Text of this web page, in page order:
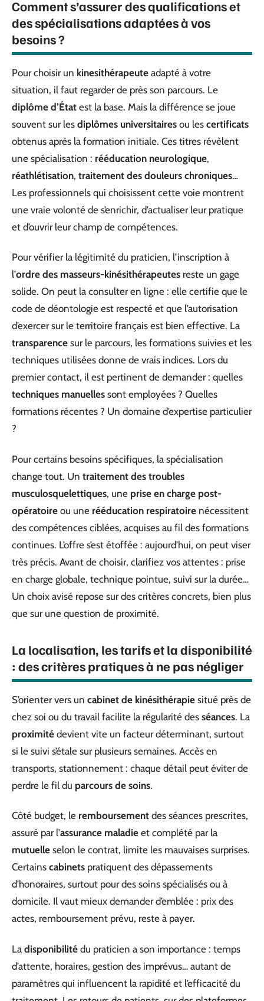
Comment s’assurer des qualifications et
des spécialisations adaptées à vos
besoins ?
Pour choisir un kinesithérapeute adapté à votre
situation, il faut regarder de près son parcours. Le
diplôme d’État est la base. Mais la différence se joue
souvent sur les diplômes universitaires ou les certificats
obtenus après la formation initiale. Ces titres révèlent
une spécialisation : rééducation neurologique,
réathlétisation, traitement des douleurs chroniques…
Les professionnels qui choisissent cette voie montrent
une vraie volonté de s’enrichir, d’actualiser leur pratique
et d’ouvrir leur champ de compétences.
Pour vérifier la légitimité du praticien, l’inscription à
l’ordre des masseurs-kinésithérapeutes reste un gage
solide. On peut la consulter en ligne : elle certifie que le
code de déontologie est respecté et que l’autorisation
d’exercer sur le territoire français est bien effective. La
transparence sur le parcours, les formations suivies et les
techniques utilisées donne de vrais indices. Lors du
premier contact, il est pertinent de demander : quelles
techniques manuelles sont employées ? Quelles
formations récentes ? Un domaine d’expertise particulier
?
Pour certains besoins spécifiques, la spécialisation
change tout. Un traitement des troubles
musculosquelettiques, une prise en charge post-
opératoire ou une rééducation respiratoire nécessitent
des compétences ciblées, acquises au fil des formations
continues. L’offre s’est étoffée : aujourd’hui, on peut viser
très précis. Avant de choisir, clarifiez vos attentes : prise
en charge globale, technique pointue, suivi sur la durée…
Un choix avisé repose sur des critères concrets, bien plus
que sur une question de proximité.
La localisation, les tarifs et la disponibilité
: des critères pratiques à ne pas négliger
S’orienter vers un cabinet de kinésithérapie situé près de
chez soi ou du travail facilite la régularité des séances. La
proximité devient vite un facteur déterminant, surtout
si le suivi s’étale sur plusieurs semaines. Accès en
transports, stationnement : chaque détail peut éviter de
perdre le fil du parcours de soins.
Côté budget, le remboursement des séances prescrites,
assuré par l’assurance maladie et complété par la
mutuelle selon le contrat, limite les mauvaises surprises.
Certains cabinets pratiquent des dépassements
d’honoraires, surtout pour des soins spécialisés ou à
domicile. Il vaut mieux demander d’emblée : prix des
actes, remboursement prévu, reste à payer.
La disponibilité du praticien a son importance : temps
d’attente, horaires, gestion des imprévus… autant de
paramètres qui influencent la rapidité et l’efficacité du